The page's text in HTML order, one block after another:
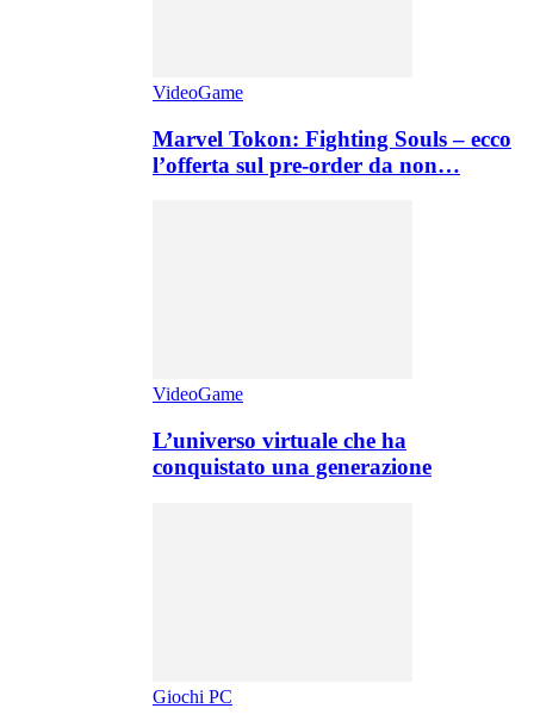
VideoGame
Marvel Tokon: Fighting Souls – ecco
l’offerta sul pre-order da non…
VideoGame
L’universo virtuale che ha
conquistato una generazione
Giochi PC